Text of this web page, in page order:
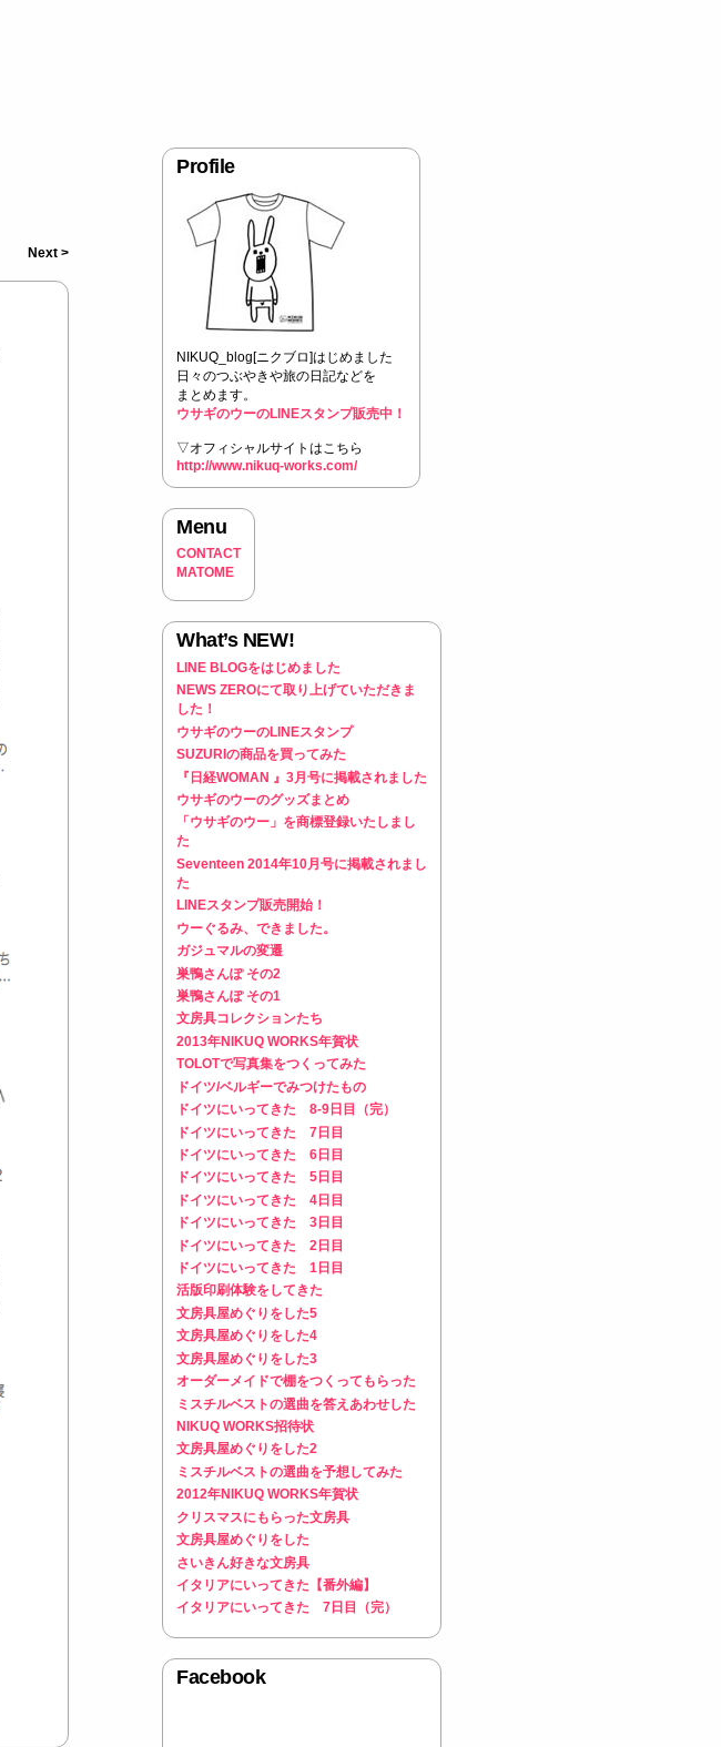
Next >
Profile
NIKUQ_blog[ニクブロ]はじめました
日々のつぶやきや旅の日記などを
まとめます。
ウサギのウーのLINEスタンプ販売中！
▽オフィシャルサイトはこちら
http://www.nikuq-works.com/
Menu
CONTACT
MATOME
What’s NEW!
LINE BLOGをはじめました
NEWS ZEROにて取り上げていただきま
した！
ウサギのウーのLINEスタンプ
SUZURIの商品を買ってみた
『日経WOMAN 』3月号に掲載されました
ウサギのウーのグッズまとめ
「ウサギのウー」を商標登録いたしまし
た
Seventeen 2014年10月号に掲載されまし
た
LINEスタンプ販売開始！
ウーぐるみ、できました。
ガジュマルの変遷
巣鴨さんぽ その2
巣鴨さんぽ その1
文房具コレクションたち
2013年NIKUQ WORKS年賀状
TOLOTで写真集をつくってみた
ドイツ/ベルギーでみつけたもの
ドイツにいってきた 8-9日目（完）
ドイツにいってきた 7日目
ドイツにいってきた 6日目
ドイツにいってきた 5日目
ドイツにいってきた 4日目
ドイツにいってきた 3日目
ドイツにいってきた 2日目
ドイツにいってきた 1日目
活版印刷体験をしてきた
文房具屋めぐりをした5
文房具屋めぐりをした4
文房具屋めぐりをした3
オーダーメイドで棚をつくってもらった
ミスチルベストの選曲を答えあわせした
NIKUQ WORKS招待状
文房具屋めぐりをした2
ミスチルベストの選曲を予想してみた
2012年NIKUQ WORKS年賀状
クリスマスにもらった文房具
文房具屋めぐりをした
さいきん好きな文房具
イタリアにいってきた【番外編】
イタリアにいってきた 7日目（完）
Facebook